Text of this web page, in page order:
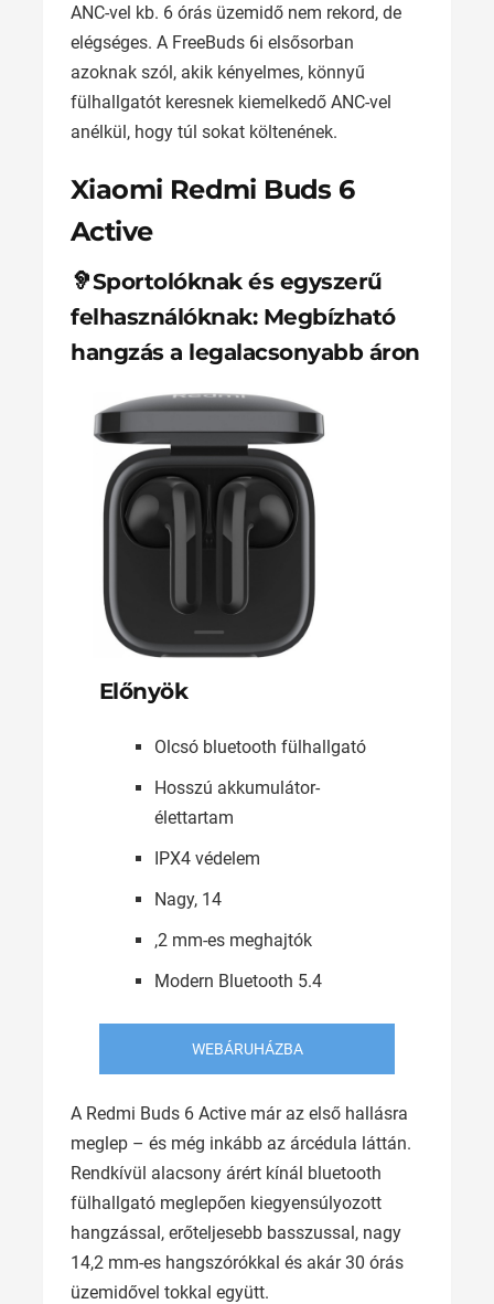
ANC-vel kb. 6 órás üzemidő nem rekord, de
elégséges. A FreeBuds 6i elsősorban
azoknak szól, akik kényelmes, könnyű
fülhallgatót keresnek kiemelkedő ANC-vel
anélkül, hogy túl sokat költenének.
Xiaomi Redmi Buds 6
Active
🦻Sportolóknak és egyszerű
felhasználóknak: Megbízható
hangzás a legalacsonyabb áron
Előnyök
Olcsó bluetooth fülhallgató
Hosszú akkumulátor-
élettartam
IPX4 védelem
Nagy, 14
,2 mm-es meghajtók
Modern Bluetooth 5.4
WEBÁRUHÁZBA
A Redmi Buds 6 Active már az első hallásra
meglep – és még inkább az árcédula láttán.
Rendkívül alacsony árért kínál bluetooth
fülhallgató meglepően kiegyensúlyozott
hangzással, erőteljesebb basszussal, nagy
14,2 mm-es hangszórókkal és akár 30 órás
üzemidővel tokkal együtt.